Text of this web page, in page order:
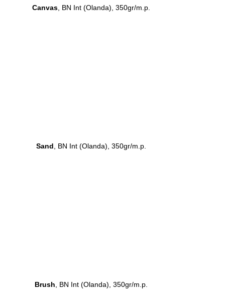
Canvas, BN Int (Olanda), 350gr/m.p.
Sand , BN Int (Olanda), 350gr/m.p.
Brush , BN Int (Olanda), 350gr/m.p.